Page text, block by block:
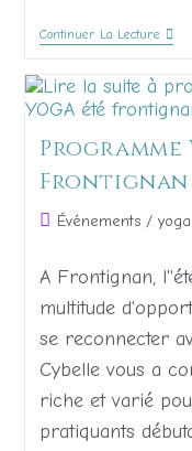
Continuer La Lecture
Programme
Frontignan
Événements / yoga
A Frontignan,
multitude
se reconnecter
Cybelle vous a
riche et varié
pratiquants